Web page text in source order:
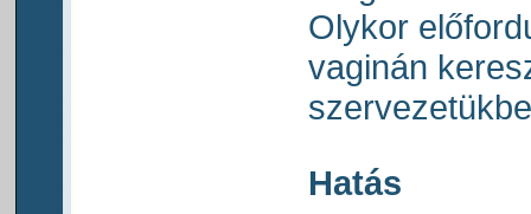
Olykor
vaginán
Hatás